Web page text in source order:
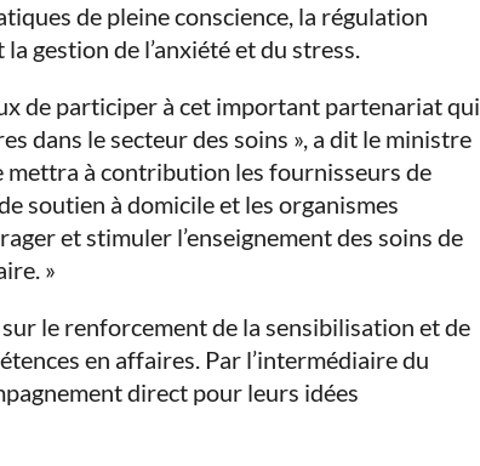
de pleine conscience, la régulation
gestion de l’anxiété et du stress.
de participer à cet important partenariat qui
dans le secteur des soins », a dit le ministre
mettra à contribution les fournisseurs de
soutien à domicile et les organismes
et stimuler l’enseignement des soins de
»
le renforcement de la sensibilisation et de
en affaires. Par l’intermédiaire du
direct pour leurs idées